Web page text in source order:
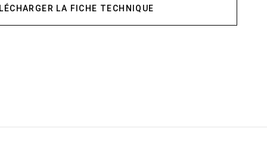
LA FICHE TECHNIQUE